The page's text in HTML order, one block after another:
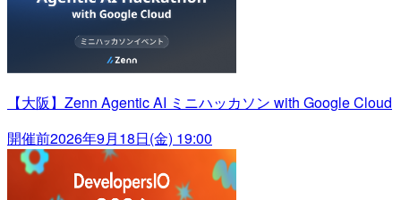
【大阪】Zenn Agentic AI ミニハッカソン with Google Cloud
開催前2026年9月18日(金) 19:00